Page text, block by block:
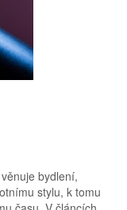
bydlení,
stylu, k tomu